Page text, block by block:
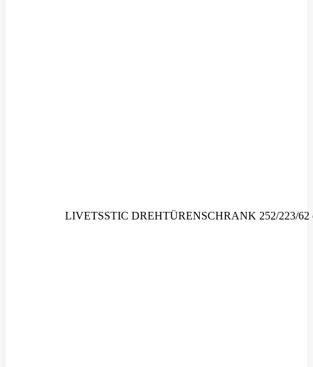
LIVETSSTIC DREHTÜRENSCHRANK 252/223/62